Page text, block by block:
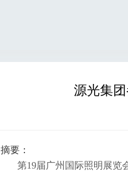
源光集
摘要：
第19届广州国际照明展览